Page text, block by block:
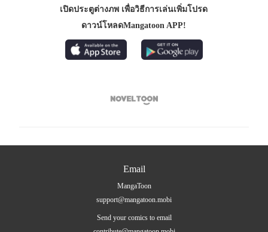
เปิดประตูต่างภพ เพื่อวิธีการเล่นเพิ่มโปรด
ดาวน์โหลดMangatoon APP!

Email
MangaToon
support@mangatoon.mobi
Send your comics to email